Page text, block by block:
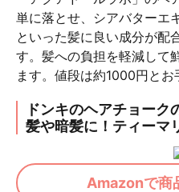
単に落とせ、シアバターエ
といった髪に良い成分が配
す。髪への負担を軽減して
ます。値段は約1000円とお
ドンキのヘアチョー
髪や暗髪に！ティーマ
Amazonで商